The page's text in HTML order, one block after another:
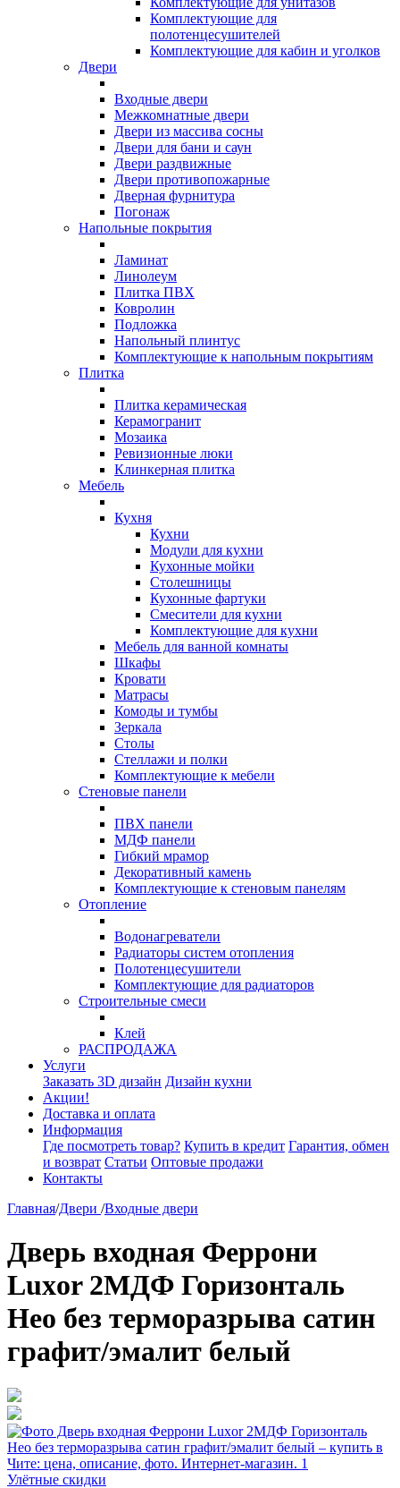
Комплектующие для
полотенцесушителей
Комплектующие для кабин и уголков
Двери
Входные двери
Межкомнатные двери
Двери из массива сосны
Двери для бани и саун
Двери раздвижные
Двери противопожарные
Дверная фурнитура
Погонаж
Напольные покрытия
Ламинат
Линолеум
Плитка ПВХ
Ковролин
Подложка
Напольный плинтус
Комплектующие к напольным покрытиям
Плитка
Плитка керамическая
Керамогранит
Мозаика
Ревизионные люки
Клинкерная плитка
Мебель
Кухня
Кухни
Модули для кухни
Кухонные мойки
Столешницы
Кухонные фартуки
Смесители для кухни
Комплектующие для кухни
Мебель для ванной комнаты
Шкафы
Кровати
Матрасы
Комоды и тумбы
Зеркала
Столы
Стеллажи и полки
Комплектующие к мебели
Стеновые панели
ПВХ панели
МДФ панели
Гибкий мрамор
Декоративный камень
Комплектующие к стеновым панелям
Отопление
Водонагреватели
Радиаторы систем отопления
Полотенцесушители
Комплектующие для радиаторов
Строительные смеси
Клей
РАСПРОДАЖА
Услуги
Заказать 3D дизайн Дизайн кухни
Акции!
Доставка и оплата
Информация
Где посмотреть товар? Купить в кредит Гарантия, обмен
и возврат Статьи Оптовые продажи
Контакты
Главная/Двери /Входные двери
Дверь входная Феррони
Luxor 2МДФ Горизонталь
Нео без терморазрыва сатин
графит/эмалит белый
Улётные скидки